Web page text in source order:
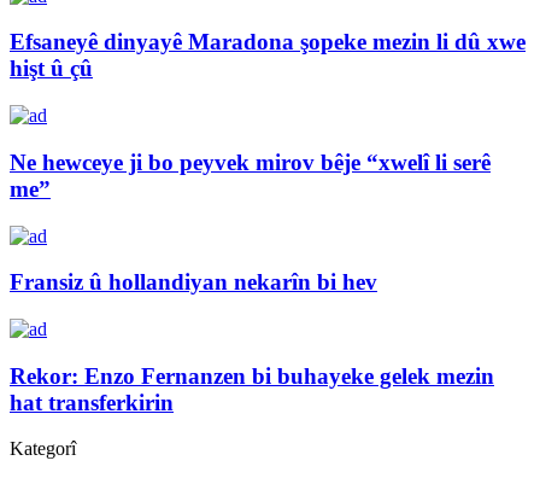
Efsaneyê dinyayê Maradona şopeke mezin li dû xwe
hişt û çû
Ne hewceye ji bo peyvek mirov bêje “xwelî li serê
me”
Fransiz û hollandiyan nekarîn bi hev
Rekor: Enzo Fernanzen bi buhayeke gelek mezin
hat transferkirin
Kategorî